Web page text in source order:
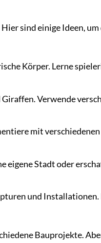
sind einige Ideen,
Körper. Lerne
Verwende
mit
eigene Stadt oder
und
Bauprojekte.